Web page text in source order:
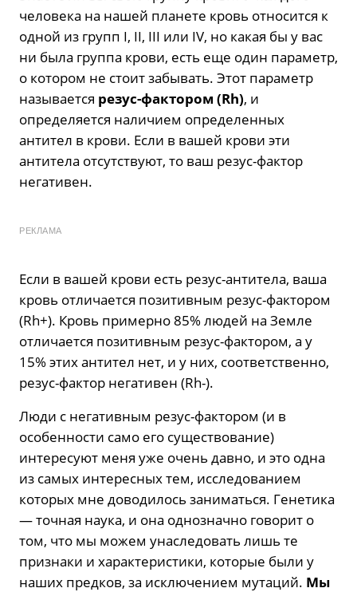
человека на нашей планете кровь относится к
одной из групп I, II, III или IV, но какая бы у вас
ни была группа крови, есть еще один параметр,
о котором не стоит забывать. Этот параметр
называется резус-фактором (Rh), и
определяется наличием определенных
антител в крови. Если в вашей крови эти
антитела отсутствуют, то ваш резус-фактор
негативен.
РЕКЛАМА
Если в вашей крови есть резус-антитела, ваша
кровь отличается позитивным резус-фактором
(Rh+). Кровь примерно 85% людей на Земле
отличается позитивным резус-фактором, а у
15% этих антител нет, и у них, соответственно,
резус-фактор негативен (Rh-).
Люди с негативным резус-фактором (и в
особенности само его существование)
интересуют меня уже очень давно, и это одна
из самых интересных тем, исследованием
которых мне доводилось заниматься. Генетика
— точная наука, и она однозначно говорит о
том, что мы можем унаследовать лишь те
признаки и характеристики, которые были у
наших предков, за исключением мутаций. Мы